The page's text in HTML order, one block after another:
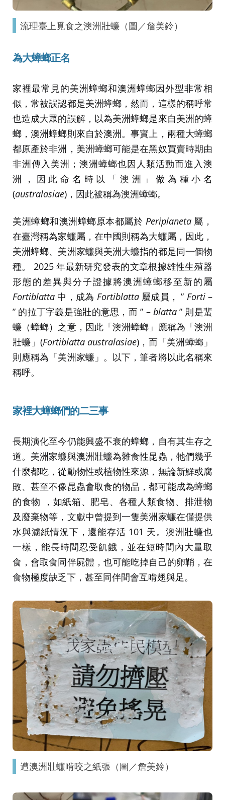
流理臺上覓食之澳洲壯蠊（圖／詹美鈴）
為大蟑螂正名
家裡最常見的美洲蟑螂和澳洲蟑螂因外型非常相
似，常被誤認都是美洲蟑螂，然而，這樣的稱呼常
也造成大眾的誤解，以為美洲蟑螂是來自美洲的蟑
螂，澳洲蟑螂則來自於澳洲。事實上，兩種大蟑螂
都原產於非洲，美洲蟑螂可能是在黑奴買賣時期由
非洲傳入美洲；澳洲蟑螂也因人類活動而進入澳
洲，因此命名時以「澳洲」做為種小名
(australasiae)，因此被稱為澳洲蟑螂。
美洲蟑螂和澳洲蟑螂原本都屬於 Periplaneta 屬，
在臺灣稱為家蠊屬，在中國則稱為大蠊屬，因此，
美洲蟑螂、美洲家蠊與美洲大蠊指的都是同一個物
種。 2025 年最新研究發表的文章根據雄性生殖器
形態的差異與分子證據將澳洲蟑螂移至新的屬
Fortiblatta 中，成為 Fortiblatta 屬成員， ” Forti–
” 的拉丁字義是強壯的意思，而 ” – blatta” 則是蜚
蠊（蟑螂）之意，因此「澳洲蟑螂」應稱為「澳洲
壯蠊」(Fortiblatta australasiae)，而「美洲蟑螂」
則應稱為「美洲家蠊」。以下，筆者將以此名稱來
稱呼。
家裡大蟑螂們的二三事
長期演化至今仍能興盛不衰的蟑螂，自有其生存之
道。美洲家蠊與澳洲壯蠊為雜食性昆蟲，牠們幾乎
什麼都吃，從動物性或植物性來源，無論新鮮或腐
敗、甚至不像昆蟲會取食的物品，都可能成為蟑螂
的食物 ，如紙箱、肥皂、各種人類食物、排泄物
及廢棄物等，文獻中曾提到一隻美洲家蠊在僅提供
水與濾紙情況下，還能存活 101 天。澳洲壯蠊也
一樣，能長時間忍受飢餓，並在短時間內大量取
食，會取食同伴屍體，也可能吃掉自己的卵鞘，在
食物極度缺乏下，甚至同伴間會互啃翅與足。
遭澳洲壯蠊啃咬之紙張（圖／詹美鈴）